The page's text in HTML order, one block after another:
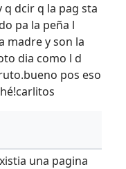
dcir q la pag sta
pa la peña l
madre y son la
dia como l d
pos eso
una pagina